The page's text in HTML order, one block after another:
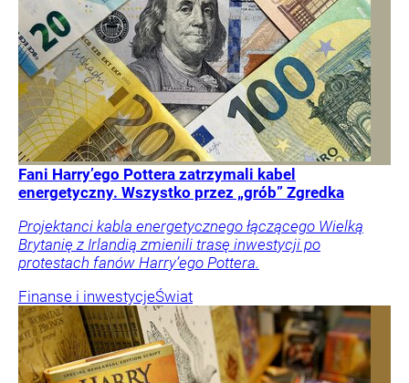
Fani Harry’ego Pottera zatrzymali kabel
energetyczny. Wszystko przez „grób” Zgredka
Projektanci kabla energetycznego łączącego Wielką
Brytanię z Irlandią zmienili trasę inwestycji po
protestach fanów Harry’ego Pottera.
Finanse i inwestycjeŚwiat